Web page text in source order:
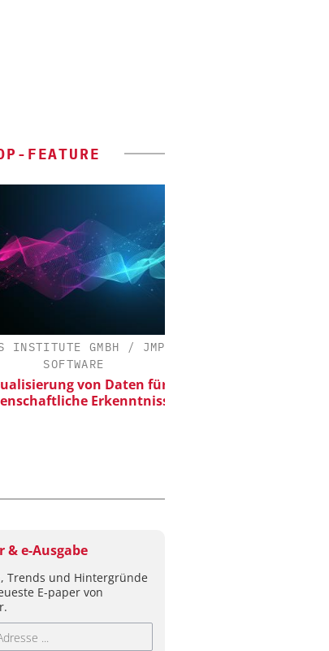
FEATURE
GMBH / JMP
SOFTWARE
von Daten für
Erkenntnisse
& e-Ausgabe
Trends und Hintergründe
E-paper von